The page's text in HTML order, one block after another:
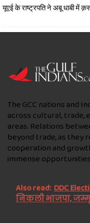
यूएई के राष्ट्रपति ने अबू धाबी में
The GCC nations and
across cultural, trade,
areas. Relations
beyond trade, as they
cooperation and
immense
Also read: DDC
निकली भाजपा,